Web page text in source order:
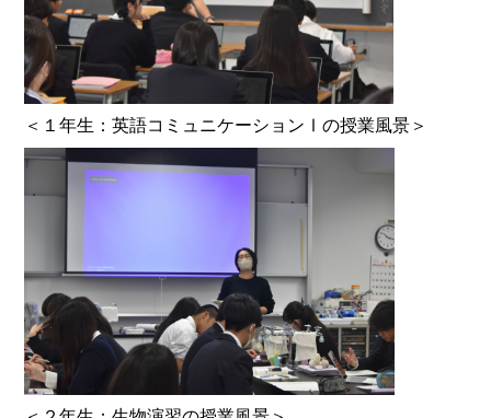
＜１年生：英語コミュニケーションⅠの授業風景＞